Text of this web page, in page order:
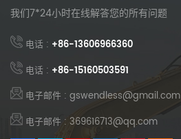
我们7*24小时在线解答您的所有问题
电话 : +86-13606966360
电话 : +86-15160503591
电子邮件 : gswendless@gmail.com
电子邮件 : 369616713@qq.com